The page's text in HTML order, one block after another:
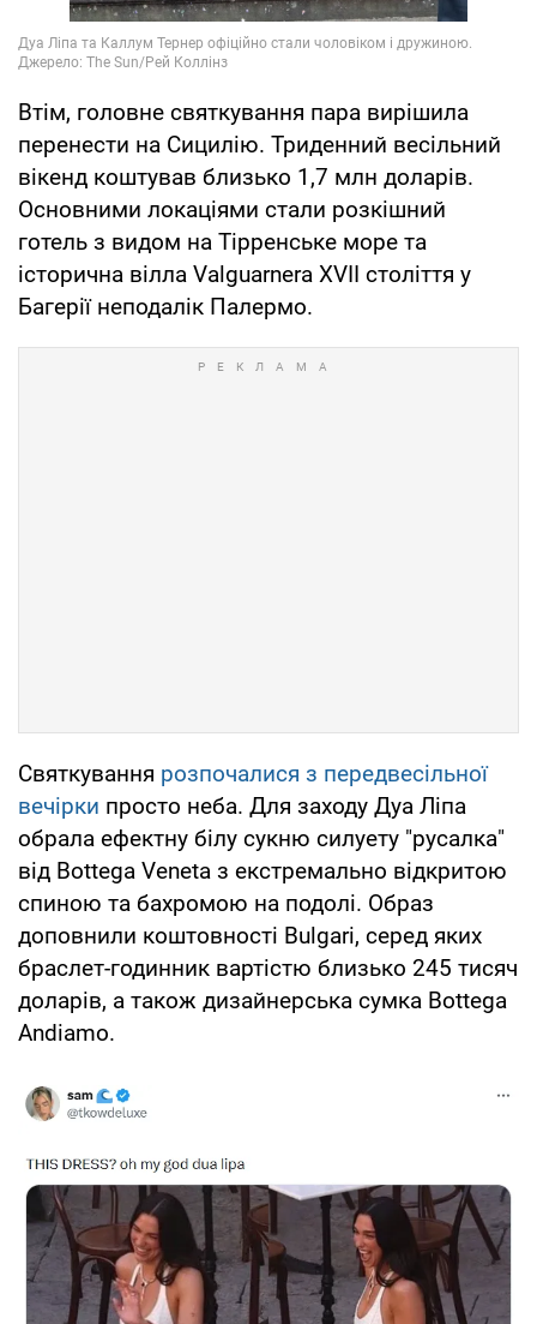
Втім, головне святкування пара вирішила
перенести на Сицилію. Триденний весільний
вікенд коштував близько 1,7 млн доларів.
Основними локаціями стали розкішний
готель з видом на Тірренське море та
історична вілла Valguarnera XVII століття у
Багерії неподалік Палермо.
Святкування розпочалися з передвесільної
вечірки просто неба. Для заходу Дуа Ліпа
обрала ефектну білу сукню силуету "русалка"
від Bottega Veneta з екстремально відкритою
спиною та бахромою на подолі. Образ
доповнили коштовності Bulgari, серед яких
браслет-годинник вартістю близько 245 тисяч
доларів, а також дизайнерська сумка Bottega
Andiamo.